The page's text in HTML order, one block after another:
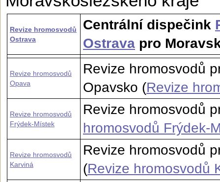
Revize hromosvodů
Ostrava
Centrální dispečink
Ostrava pro
Revize hromosvodů
Opava
Revize hromosvodů
Opavsko (Revize
Revize hromosvodů
Frýdek-Místek
Revize hromosvodů
hromosvodů Frýdek-
Revize hromosvodů
Karviná
Revize hromosvodů
(Revize hromosvodů